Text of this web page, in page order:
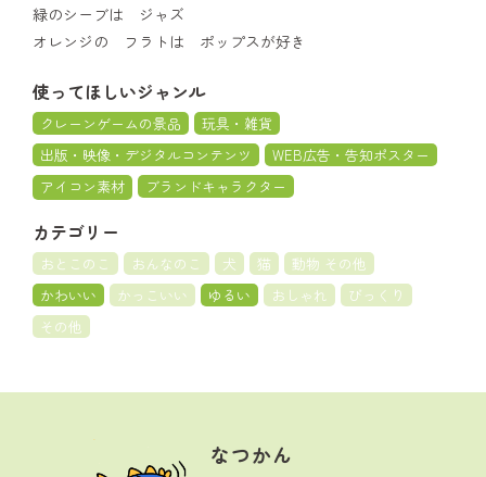
緑のシーブは ジャズ
オレンジの フラトは ポップスが好き
使ってほしいジャンル
クレーンゲームの景品
玩具・雑貨
出版・映像・デジタルコンテンツ
WEB広告・告知ポスター
アイコン素材
ブランドキャラクター
カテゴリー
おとこのこ おんなのこ 犬 猫
動物 その他
かわいい
かっこいい ゆるい おしゃれ
びっくり
その他
なつかん